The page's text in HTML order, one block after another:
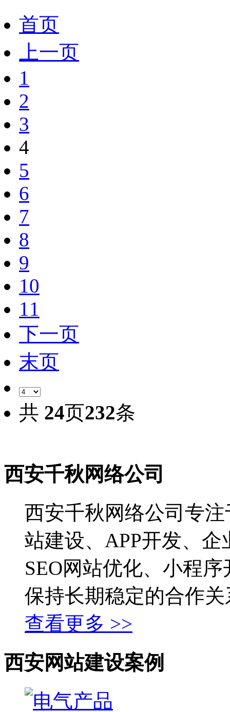
首页
上一页
1
2
3
4
5
6
7
8
9
10
11
下一页
末页
共 24页232条
西安千秋网络公司
西安千秋网络公司专
站建设、APP开发、
SEO网站优化、小程
保持长期稳定的合作关
查看更多 >>
西安网站建设案例